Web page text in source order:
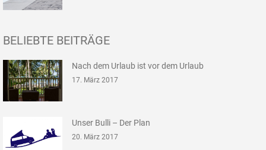
BELIEBTE BEITRÄGE
Nach dem Urlaub ist vor dem Urlaub
17. März 2017
Unser Bulli – Der Plan
20. März 2017